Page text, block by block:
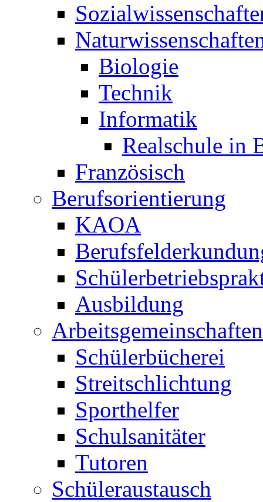
Biologie
Technik
Informatik
Realschule in
Französisch
Berufsorientierung
KAOA
Ausbildung
Arbeitsgemeinschaften
Schülerbücherei
Streitschlichtung
Sporthelfer
Schulsanitäter
Tutoren
Schüleraustausch